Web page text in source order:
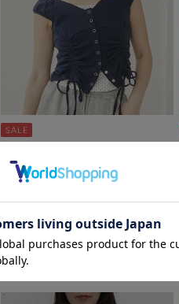
ハリヌキ２ｗａｙドロストカット
ＴＯＰＳ×ドットタンクＳＥＴ
￥4,158 37％OFF
￥6,600